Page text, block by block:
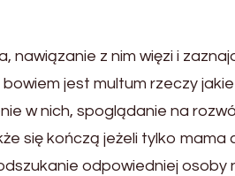
nawiązanie z nim więzi i
jest multum rzeczy
w nich, spoglądanie na
się kończą jeżeli tylko mama
odpowiedniej osoby